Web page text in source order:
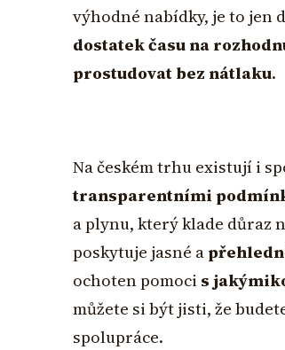
výhodné nabídky, je to jen
dostatek času na
prostudovat bez nátlaku.
Na českém trhu existují i
transparentními
a plynu, který klade důraz
poskytuje jasné a
ochoten pomoci s
můžete si být jisti, že
spolupráce.